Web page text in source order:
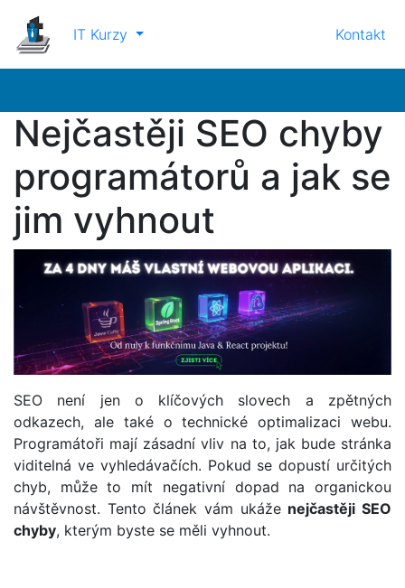
IT Kurzy Kontakt
Nejčastěji SEO chyby
programátorů a jak se
jim vyhnout
SEO není jen o klíčových slovech a zpětných
odkazech, ale také o technické optimalizaci webu.
Programátoři mají zásadní vliv na to, jak bude stránka
viditelná ve vyhledávačích. Pokud se dopustí určitých
chyb, může to mít negativní dopad na organickou
návštěvnost. Tento článek vám ukáže nejčastěji SEO
chyby, kterým byste se měli vyhnout.